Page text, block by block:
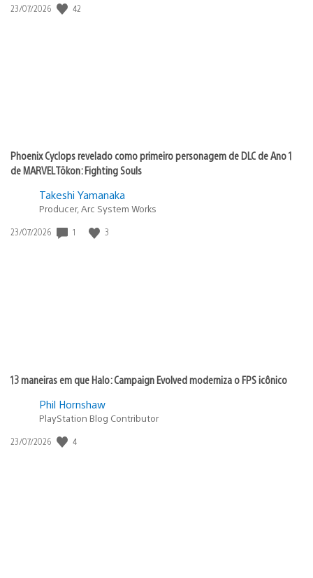
Data
23/07/2026 42
Phoenix Cyclops revelado como primeiro personagem de DLC de Ano 1
de MARVEL Tōkon: Fighting Souls
Takeshi Yamanaka
Producer, Arc System Works
Data
23/07/2026 1 3
13 maneiras em que Halo: Campaign Evolved moderniza o FPS icônico
Phil Hornshaw
PlayStation Blog Contributor
Data
23/07/2026 4